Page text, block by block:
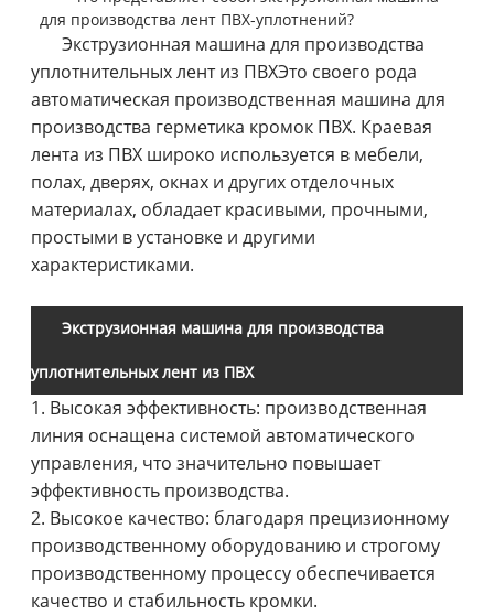
для производства лент ПВХ-уплотнений?
Экструзионная машина для производства
уплотнительных лент из ПВХЭто своего рода
автоматическая производственная машина для
производства герметика кромок ПВХ. Краевая
лента из ПВХ широко используется в мебели,
полах, дверях, окнах и других отделочных
материалах, обладает красивыми, прочными,
простыми в установке и другими
характеристиками.
Экструзионная машина для производства
уплотнительных лент из ПВХ
1. Высокая эффективность: производственная
линия оснащена системой автоматического
управления, что значительно повышает
эффективность производства.
2. Высокое качество: благодаря прецизионному
производственному оборудованию и строгому
производственному процессу обеспечивается
качество и стабильность кромки.